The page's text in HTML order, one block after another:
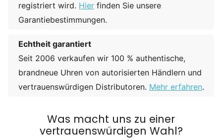
registriert wird. Hier finden Sie unsere
Garantiebestimmungen.
Echtheit garantiert
Seit 2006 verkaufen wir 100 % authentische,
brandneue Uhren von autorisierten Händlern und
vertrauenswürdigen Distributoren. Mehr erfahren.
Was macht uns zu einer
vertrauenswürdigen Wahl?